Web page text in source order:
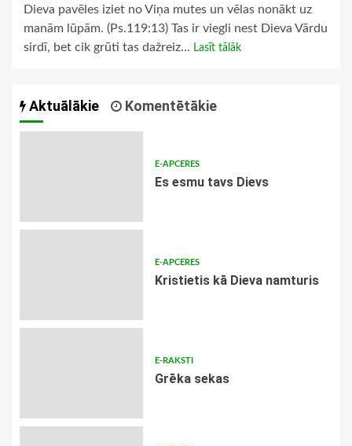
Dieva pavēles iziet no Viņa mutes un vēlas nonākt uz
manām lūpām. (Ps.119:13) Tas ir viegli nest Dieva Vārdu
sirdī, bet cik grūti tas dažreiz... Lasīt tālāk
Aktuālākie Komentētākie
E-APCERES
Es esmu tavs Dievs
E-APCERES
Kristietis kā Dieva namturis
E-RAKSTI
Grēka sekas